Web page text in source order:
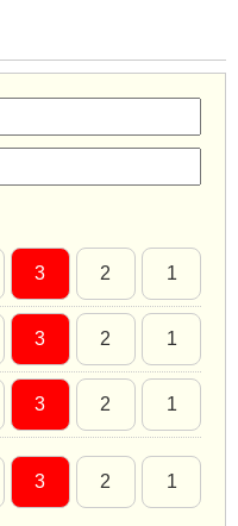
3 2 1
3 2 1
3 2 1
3 2 1